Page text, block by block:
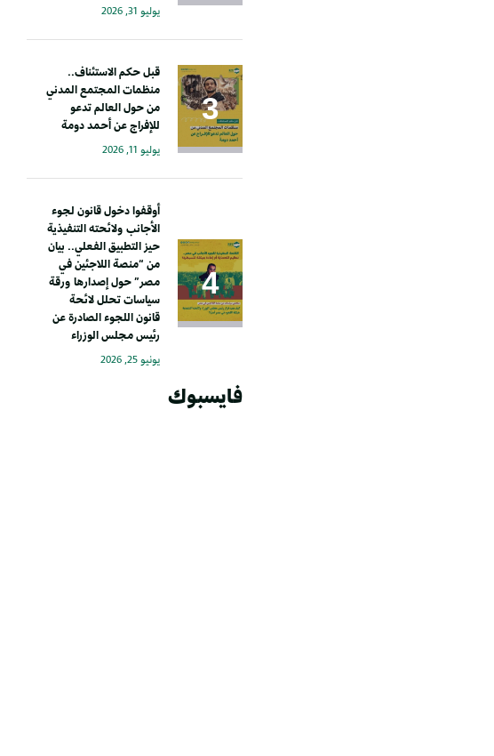
يوليو 31, 2026
قبل حكم الاستئناف..
منظمات المجتمع المدني
من حول العالم تدعو
للإفراج عن أحمد دومة
يوليو 11, 2026
أوقفوا دخول قانون لجوء
الأجانب ولائحته التنفيذية
حيز التطبيق الفعلي.. بيان
من “منصة اللاجئين في
مصر” حول إصدارها ورقة
سياسات تحلل لائحة
قانون اللجوء الصادرة عن
رئيس مجلس الوزراء
يونيو 25, 2026
فايسبوك